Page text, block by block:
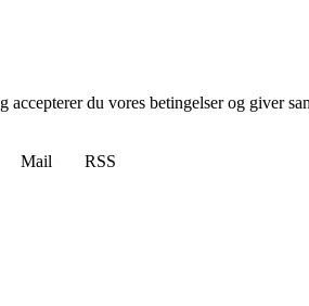
du vores betingelser og giver
Mail
RSS